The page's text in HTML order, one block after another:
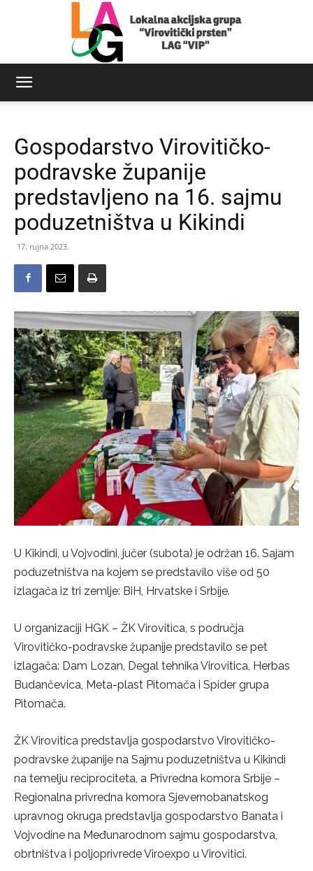
Virovitički
prsten
Gospodarstvo Virovitičko-
podravske županije
predstavljeno na 16. sajmu
poduzetništva u Kikindi
17. rujna 2023.
U Kikindi, u Vojvodini, jučer (subota) je održan 16. Sajam
poduzetništva na kojem se predstavilo više od 50
izlagača iz tri zemlje: BiH, Hrvatske i Srbije.
U organizaciji HGK – ŽK Virovitica, s područja
Virovitičko-podravske županije predstavilo se pet
izlagača: Dam Lozan, Degal tehnika Virovitica, Herbas
Budančevica, Meta-plast Pitomača i Spider grupa
Pitomača.
ŽK Virovitica predstavlja gospodarstvo Virovitičko-
podravske županije na Sajmu poduzetništva u Kikindi
na temelju reciprociteta, a Privredna komora Srbije –
Regionalna privredna komora Sjevernobanatskog
upravnog okruga predstavlja gospodarstvo Banata i
Vojvodine na Međunarodnom sajmu gospodarstva,
obrtništva i poljoprivrede Viroexpo u Virovitici.